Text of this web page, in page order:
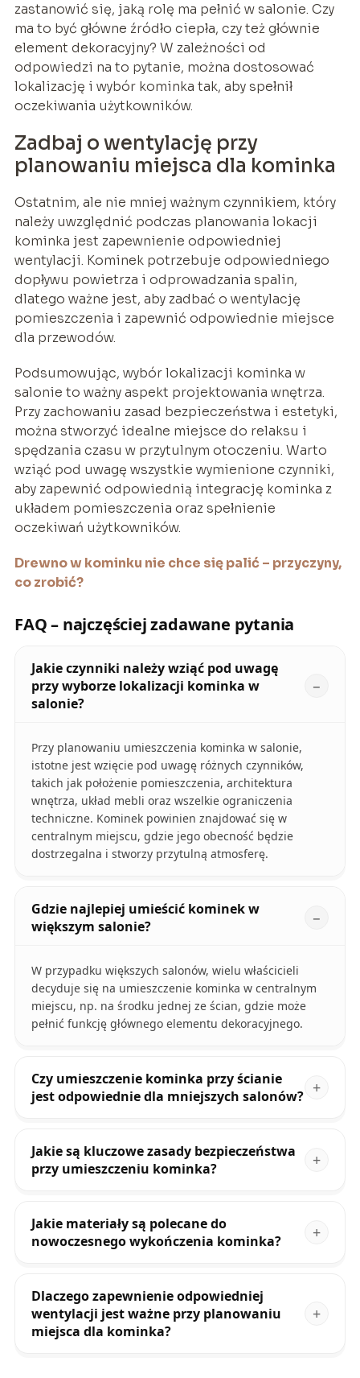
zastanowić się, jaką rolę ma pełnić w salonie. Czy
ma to być główne źródło ciepła, czy też głównie
element dekoracyjny? W zależności od
odpowiedzi na to pytanie, można dostosować
lokalizację i wybór kominka tak, aby spełnił
oczekiwania użytkowników.
Zadbaj o wentylację przy
planowaniu miejsca dla kominka
Ostatnim, ale nie mniej ważnym czynnikiem, który
należy uwzględnić podczas planowania lokacji
kominka jest zapewnienie odpowiedniej
wentylacji. Kominek potrzebuje odpowiedniego
dopływu powietrza i odprowadzania spalin,
dlatego ważne jest, aby zadbać o wentylację
pomieszczenia i zapewnić odpowiednie miejsce
dla przewodów.
Podsumowując, wybór lokalizacji kominka w
salonie to ważny aspekt projektowania wnętrza.
Przy zachowaniu zasad bezpieczeństwa i estetyki,
można stworzyć idealne miejsce do relaksu i
spędzania czasu w przytulnym otoczeniu. Warto
wziąć pod uwagę wszystkie wymienione czynniki,
aby zapewnić odpowiednią integrację kominka z
układem pomieszczenia oraz spełnienie
oczekiwań użytkowników.
Drewno w kominku nie chce się palić – przyczyny,
co zrobić?
FAQ – najczęściej zadawane pytania
Jakie czynniki należy wziąć pod uwagę
przy wyborze lokalizacji kominka w
salonie?
Przy planowaniu umieszczenia kominka w salonie,
istotne jest wzięcie pod uwagę różnych czynników,
takich jak położenie pomieszczenia, architektura
wnętrza, układ mebli oraz wszelkie ograniczenia
techniczne. Kominek powinien znajdować się w
centralnym miejscu, gdzie jego obecność będzie
dostrzegalna i stworzy przytulną atmosferę.
Gdzie najlepiej umieścić kominek w
większym salonie?
W przypadku większych salonów, wielu właścicieli
decyduje się na umieszczenie kominka w centralnym
miejscu, np. na środku jednej ze ścian, gdzie może
pełnić funkcję głównego elementu dekoracyjnego.
Czy umieszczenie kominka przy ścianie
jest odpowiednie dla mniejszych salonów?
Jakie są kluczowe zasady bezpieczeństwa
przy umieszczeniu kominka?
Jakie materiały są polecane do
nowoczesnego wykończenia kominka?
Dlaczego zapewnienie odpowiedniej
wentylacji jest ważne przy planowaniu
miejsca dla kominka?